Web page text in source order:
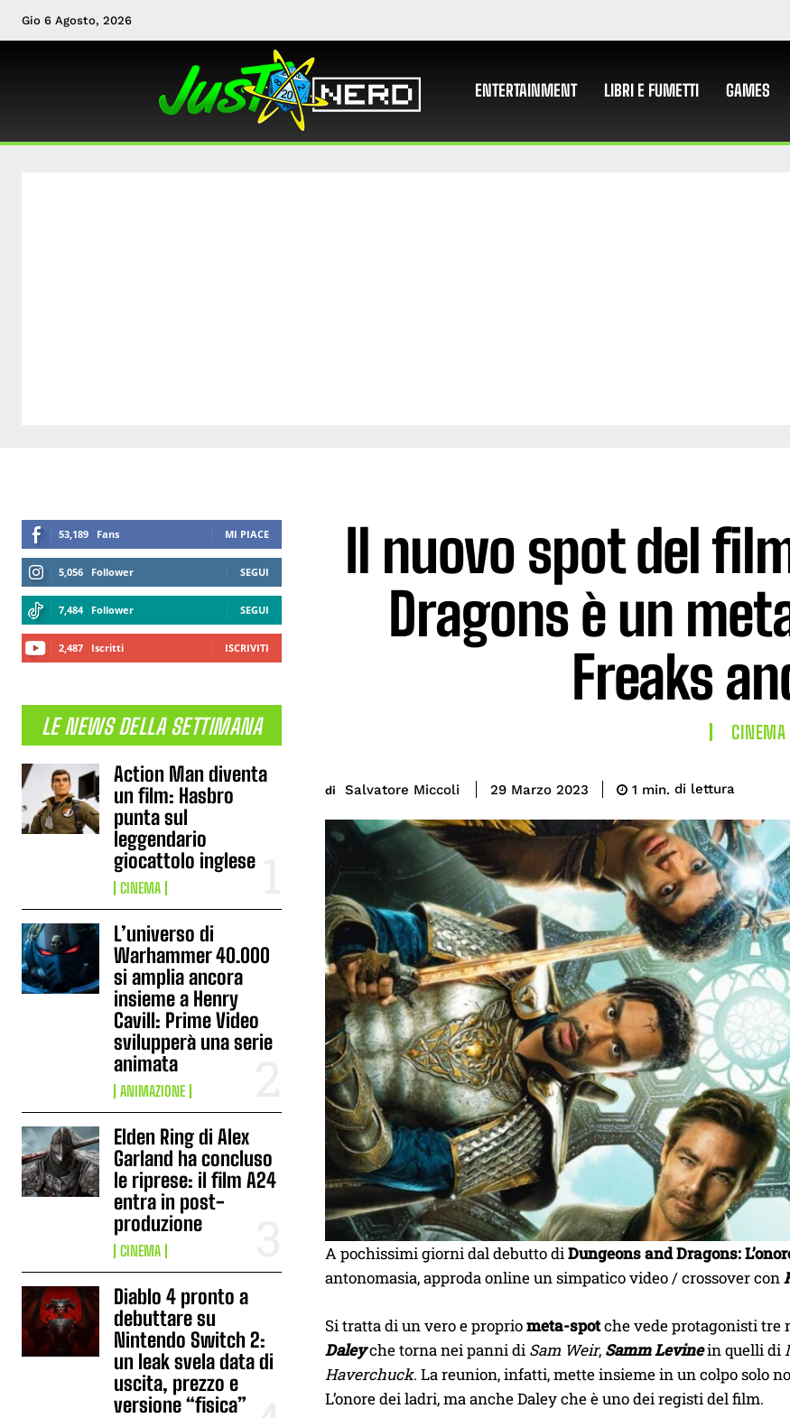
Gio 6 Agosto, 2026
ENTERTAINMENT LIBRI E FUMETTI GAMES
53,189 Fans MI PIACE
5,056 Follower SEGUI
7,484 Follower SEGUI
2,487 Iscritti ISCRIVITI
LE NEWS DELLA SETTIMANA
Action Man diventa
un film: Hasbro
punta sul
leggendario
giocattolo inglese
CINEMA
L’universo di
Warhammer 40.000
si amplia ancora
insieme a Henry
Cavill: Prime Video
svilupperà una serie
animata
ANIMAZIONE
Elden Ring di Alex
Garland ha concluso
le riprese: il film A24
entra in post-
produzione
CINEMA
Diablo 4 pronto a
debuttare su
Nintendo Switch 2:
un leak svela data di
uscita, prezzo e
versione “fisica”
Il nuovo spot del
Dragons è un
Freaks
CINEMA
di Salvatore Miccoli 29 Marzo 2023 1 min. di lettura
A pochissimi giorni dal debutto diDungeons and Dragons:
antonomasia, approda online un simpatico video / crossover con
Si tratta di un vero e propriometa-spotche vede protagonisti tre
Daleyche torna nei panni di Sam Weir, Samm Levinein quelli di
Haverchuck. La reunion, infatti, mette insieme in un colpo solo
L’onore dei ladri, ma anche Daley che è uno dei registi del film.